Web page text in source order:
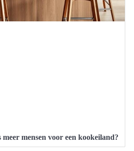
meer mensen voor een kookeiland?